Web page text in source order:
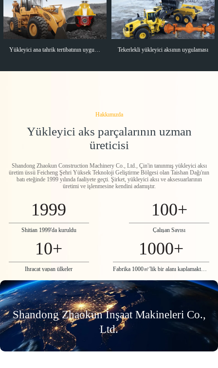
Yükleyici ana tahrik tertibatının uygulaması Tekerlekli yükleyici aksının uygulaması
Hakkımızda
Yükleyici aks parçalarının uzman
üreticisi
Shandong Zhaokun Construction Machinery Co., Ltd., Çin'in tanınmış yükleyici aksı
üretim üssü Feicheng Şehri Yüksek Teknoloji Geliştirme Bölgesi olan Taishan Dağı'nın
batı eteğinde 1999 yılında faaliyete geçti. Şirket, yükleyici aksı ve aksesuarlarının
üretimi ve işlenmesine kendini adamıştır.
1999
Shitian 1999'da kuruldu
100+
Çalışan Sayısı
10+
İhracat yapan ülkeler
1000+
Shandong Zhaokun İnşaat Makineleri Co.,
Ltd.